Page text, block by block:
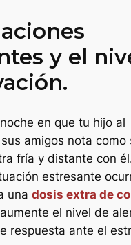
y el
en que tu hijo al
amigos nota como
fría y distante con
estresante
una dosis extra de
el nivel de
respuesta ante el